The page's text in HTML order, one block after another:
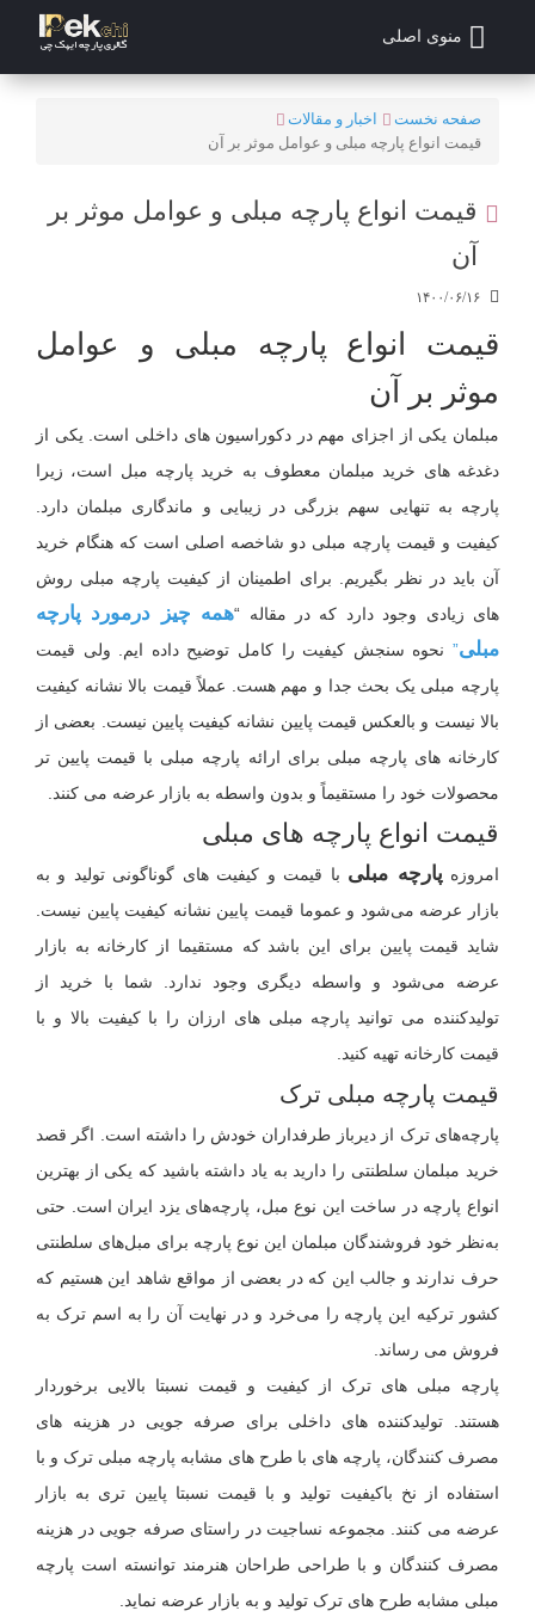
منوی اصلی
صفحه نخست
اخبار و مقالات
قیمت انواع پارچه مبلی و عوامل موثر بر آن
قیمت انواع پارچه مبلی و عوامل موثر بر
آن
۱۴۰۰/۰۶/۱۶
قیمت انواع پارچه مبلی و عوامل
موثر بر آن
مبلمان یکی از اجزای مهم در دکوراسیون های داخلی است. یکی از
دغدغه های خرید مبلمان معطوف به خرید پارچه مبل است، زیرا
پارچه به تنهایی سهم بزرگی در زیبایی و ماندگاری مبلمان دارد.
کیفیت و قیمت پارچه مبلی دو شاخصه اصلی است که هنگام خرید
آن باید در نظر بگیریم. برای اطمینان از کیفیت پارچه مبلی روش
های زیادی وجود دارد که در مقاله “همه چیز درمورد پارچه
مبلی” نحوه سنجش کیفیت را کامل توضیح داده ایم. ولی قیمت
پارچه مبلی یک بحث جدا و مهم هست. عملاً قیمت بالا نشانه کیفیت
بالا نیست و بالعکس قیمت پایین نشانه کیفیت پایین نیست. بعضی از
کارخانه های پارچه مبلی برای ارائه پارچه مبلی با قیمت پایین تر
محصولات خود را مستقیماً و بدون واسطه به بازار عرضه می کنند.
قیمت انواع پارچه های مبلی
امروزه پارچه مبلی با قیمت و کیفیت های گوناگونی تولید و به
بازار عرضه می‌شود و عموما قیمت پایین نشانه کیفیت پایین نیست.
شاید قیمت پایین برای این باشد که مستقیما از کارخانه به بازار
عرضه می‌شود و واسطه دیگری وجود ندارد. شما با خرید از
تولیدکننده می توانید پارچه مبلی های ارزان را با کیفیت بالا و با
قیمت کارخانه تهیه کنید.
قیمت پارچه مبلی ترک
پارچه‌های ترک از دیرباز طرفداران خودش را داشته است. اگر قصد
خرید مبلمان سلطنتی را دارید به یاد داشته باشید که یکی از بهترین
انواع پارچه در ساخت این نوع مبل، پارچه‌های یزد ایران است. حتی
به‌نظر خود فروشندگان مبلمان این نوع پارچه برای مبل‌های سلطنتی
حرف ندارند و جالب این که در بعضی از مواقع شاهد این هستیم که
کشور ترکیه این پارچه را می‌خرد و در نهایت آن را به اسم ترک به
فروش می رساند.
پارچه مبلی های ترک از کیفیت و قیمت نسبتا بالایی برخوردار
هستند. تولیدکننده های داخلی برای صرفه جویی در هزینه های
مصرف کنندگان، پارچه های با طرح های مشابه پارچه مبلی ترک و با
استفاده از نخ باکیفیت تولید و با قیمت نسبتا پایین تری به بازار
عرضه می کنند. مجموعه نساجیت در راستای صرفه جویی در هزینه
مصرف کنندگان و با طراحی طراحان هنرمند توانسته است پارچه
مبلی مشابه طرح های ترک تولید و به بازار عرضه نماید.